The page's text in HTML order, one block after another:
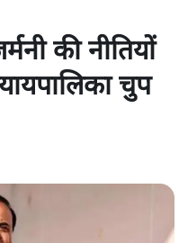
की नीतियों
चुप